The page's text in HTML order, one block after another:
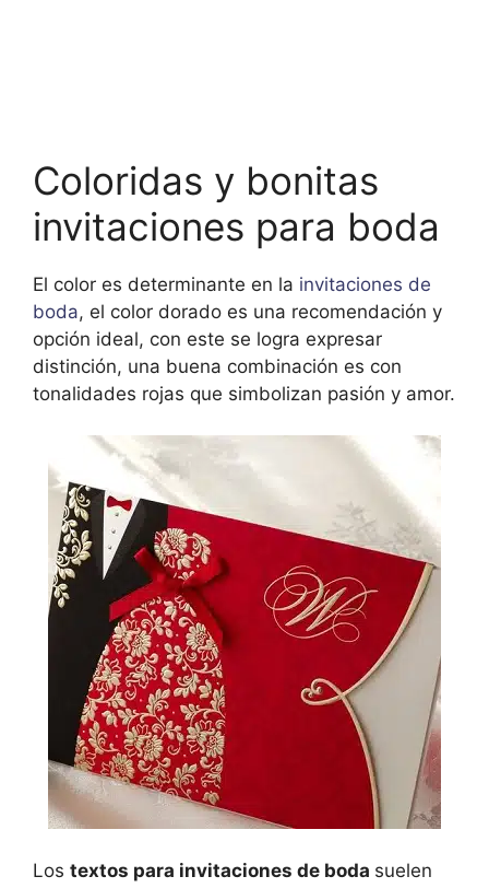
Coloridas y bonitas
invitaciones para boda
El color es determinante en la invitaciones de
boda, el color dorado es una recomendación y
opción ideal, con este se logra expresar
distinción, una buena combinación es con
tonalidades rojas que simbolizan pasión y amor.
Los textos para invitaciones de boda suelen